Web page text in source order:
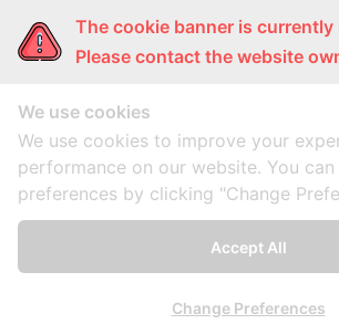
ผู้หญิงแก้มกลม การ์ตูนแก้มกลม
ฮาร์บิ้น
A collection of 1
จองตั๋วรถไฟจีน ปักกิ่ง-ฮาร์บิ้น 2017
The cookie banner is currently
Please contact the website
We use cookies
We use cookies to improve your
performance on our website. You
preferences by clicking "Change
Accept All
Change Preferences